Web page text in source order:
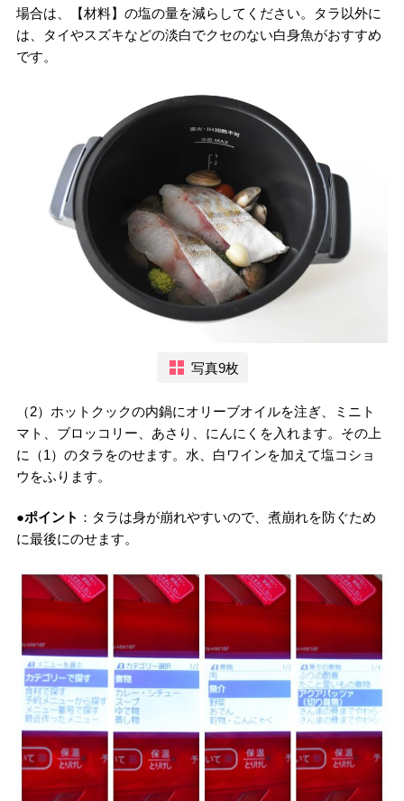
場合は、【材料】の塩の量を減らしてください。タラ以外に
は、タイやスズキなどの淡白でクセのない白身魚がおすすめ
です。
写真9枚
（2）ホットクックの内鍋にオリーブオイルを注ぎ、ミニト
マト、ブロッコリー、あさり、にんにくを入れます。その上
に（1）のタラをのせます。水、白ワインを加えて塩コショ
ウをふります。
●ポイント ：タラは身が崩れやすいので、煮崩れを防ぐため
に最後にのせます。